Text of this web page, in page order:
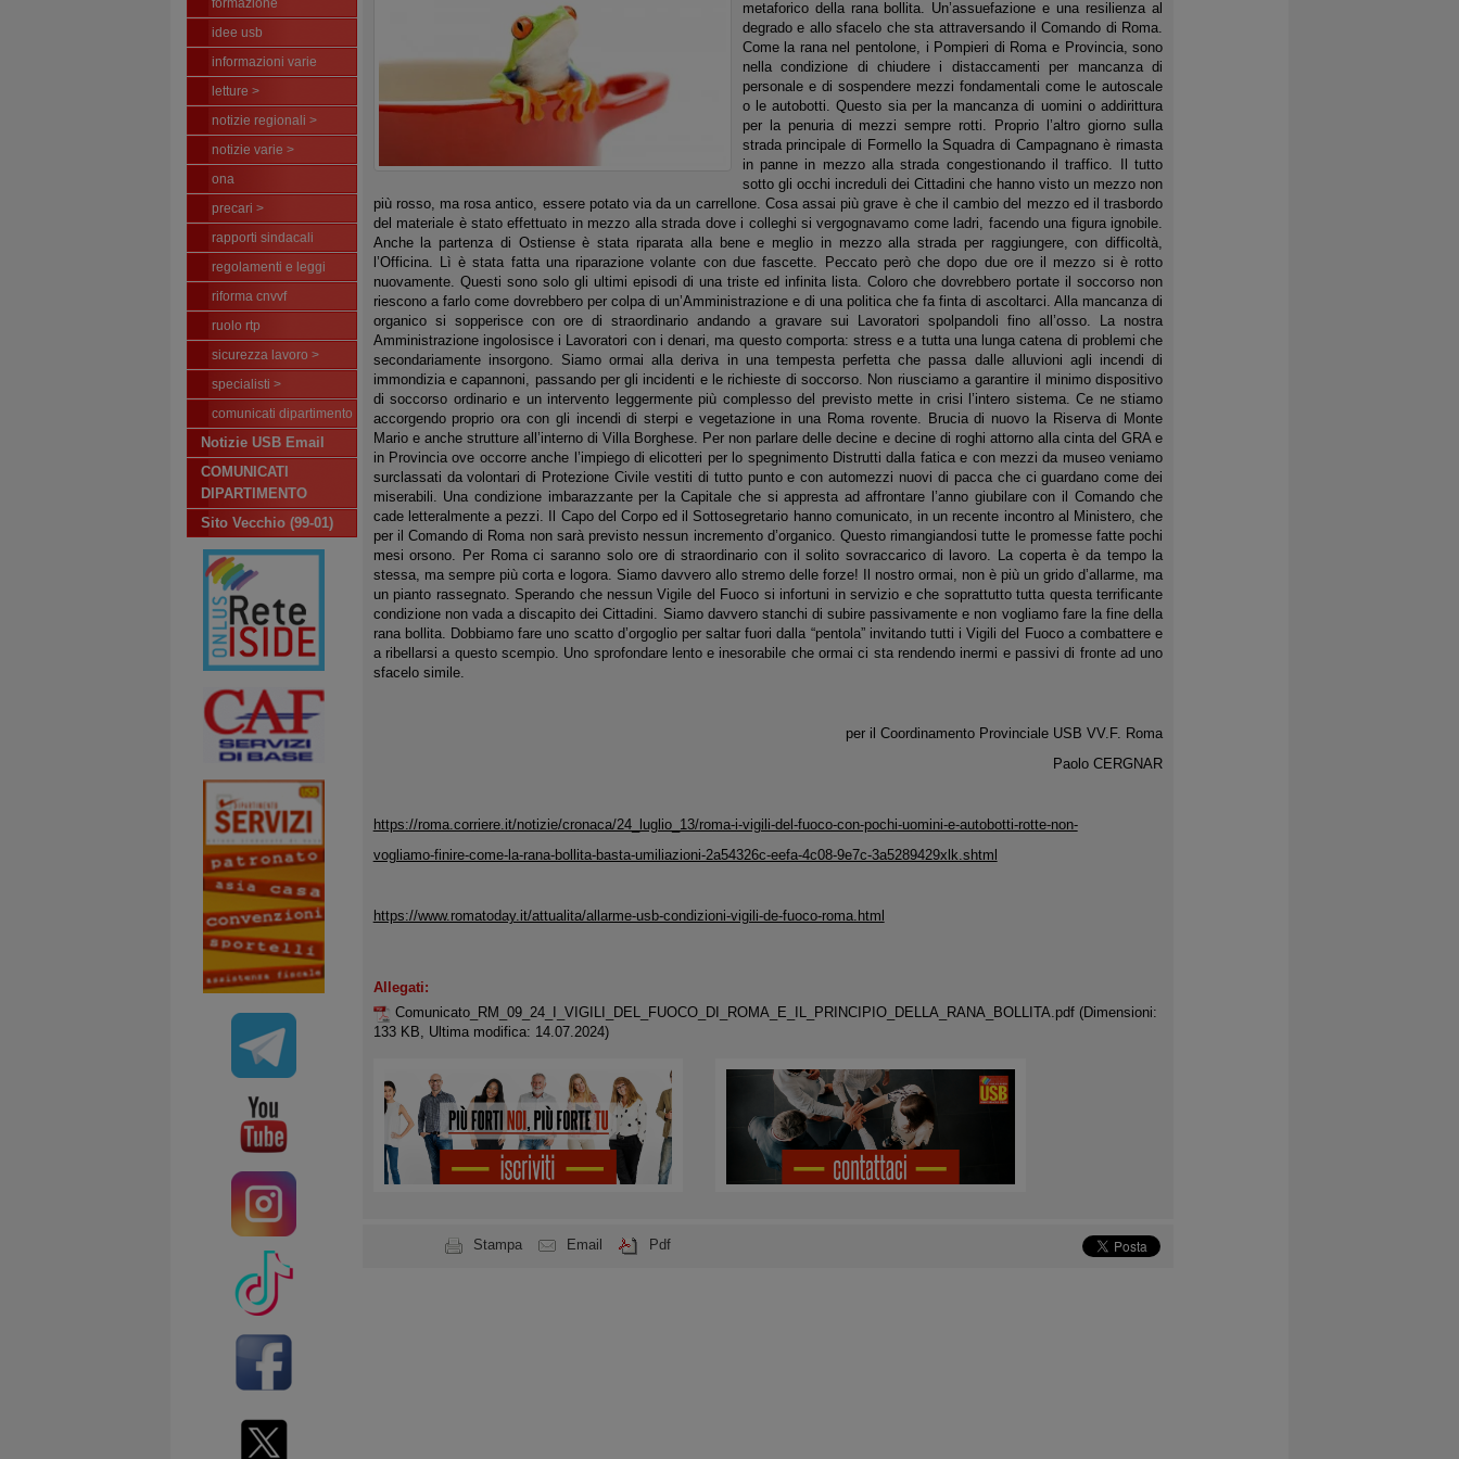
formazione
idee usb
informazioni varie
letture >
notizie regionali >
notizie varie >
ona
precari >
rapporti sindacali
regolamenti e leggi
riforma cnvvf
ruolo rtp
sicurezza lavoro >
specialisti >
comunicati dipartimento
Notizie USB Email
COMUNICATI
DIPARTIMENTO
Sito Vecchio (99-01)
metaforico della rana bollita. Un’assuefazione e una resilienza al
degrado e allo sfacelo che sta attraversando il Comando di Roma.
Come la rana nel pentolone, i Pompieri di Roma e Provincia, sono
nella condizione di chiudere i distaccamenti per mancanza di
personale e di sospendere mezzi fondamentali come le autoscale
o le autobotti. Questo sia per la mancanza di uomini o addirittura
per la penuria di mezzi sempre rotti. Proprio l’altro giorno sulla
strada principale di Formello la Squadra di Campagnano è rimasta
in panne in mezzo alla strada congestionando il traffico. Il tutto
sotto gli occhi increduli dei Cittadini che hanno visto un mezzo non
più rosso, ma rosa antico, essere potato via da un carrellone. Cosa assai più grave è che il cambio del mezzo ed il trasbordo
del materiale è stato effettuato in mezzo alla strada dove i colleghi si vergognavamo come ladri, facendo una figura ignobile.
Anche la partenza di Ostiense è stata riparata alla bene e meglio in mezzo alla strada per raggiungere, con difficoltà,
l’Officina. Lì è stata fatta una riparazione volante con due fascette. Peccato però che dopo due ore il mezzo si è rotto
nuovamente. Questi sono solo gli ultimi episodi di una triste ed infinita lista. Coloro che dovrebbero portate il soccorso non
riescono a farlo come dovrebbero per colpa di un’Amministrazione e di una politica che fa finta di ascoltarci. Alla mancanza di
organico si sopperisce con ore di straordinario andando a gravare sui Lavoratori spolpandoli fino all’osso. La nostra
Amministrazione ingolosisce i Lavoratori con i denari, ma questo comporta: stress e a tutta una lunga catena di problemi che
secondariamente insorgono. Siamo ormai alla deriva in una tempesta perfetta che passa dalle alluvioni agli incendi di
immondizia e capannoni, passando per gli incidenti e le richieste di soccorso. Non riusciamo a garantire il minimo dispositivo
di soccorso ordinario e un intervento leggermente più complesso del previsto mette in crisi l’intero sistema. Ce ne stiamo
accorgendo proprio ora con gli incendi di sterpi e vegetazione in una Roma rovente. Brucia di nuovo la Riserva di Monte
Mario e anche strutture all’interno di Villa Borghese. Per non parlare delle decine e decine di roghi attorno alla cinta del GRA e
in Provincia ove occorre anche l’impiego di elicotteri per lo spegnimento Distrutti dalla fatica e con mezzi da museo veniamo
surclassati da volontari di Protezione Civile vestiti di tutto punto e con automezzi nuovi di pacca che ci guardano come dei
miserabili. Una condizione imbarazzante per la Capitale che si appresta ad affrontare l’anno giubilare con il Comando che
cade letteralmente a pezzi. Il Capo del Corpo ed il Sottosegretario hanno comunicato, in un recente incontro al Ministero, che
per il Comando di Roma non sarà previsto nessun incremento d’organico. Questo rimangiandosi tutte le promesse fatte pochi
mesi orsono. Per Roma ci saranno solo ore di straordinario con il solito sovraccarico di lavoro. La coperta è da tempo la
stessa, ma sempre più corta e logora. Siamo davvero allo stremo delle forze! Il nostro ormai, non è più un grido d’allarme, ma
un pianto rassegnato. Sperando che nessun Vigile del Fuoco si infortuni in servizio e che soprattutto tutta questa terrificante
condizione non vada a discapito dei Cittadini. Siamo davvero stanchi di subire passivamente e non vogliamo fare la fine della
rana bollita. Dobbiamo fare uno scatto d’orgoglio per saltar fuori dalla “pentola” invitando tutti i Vigili del Fuoco a combattere e
a ribellarsi a questo scempio. Uno sprofondare lento e inesorabile che ormai ci sta rendendo inermi e passivi di fronte ad uno
sfacelo simile.
per il Coordinamento Provinciale USB VV.F. Roma
Paolo CERGNAR
https://roma.corriere.it/notizie/cronaca/24_luglio_13/roma-i-vigili-del-fuoco-con-pochi-uomini-e-autobotti-rotte-non-
vogliamo-finire-come-la-rana-bollita-basta-umiliazioni-2a54326c-eefa-4c08-9e7c-3a5289429xlk.shtml
https://www.romatoday.it/attualita/allarme-usb-condizioni-vigili-de-fuoco-roma.html
Allegati:
Comunicato_RM_09_24_I_VIGILI_DEL_FUOCO_DI_ROMA_E_IL_PRINCIPIO_DELLA_RANA_BOLLITA.pdf (Dimensioni:
133 KB, Ultima modifica: 14.07.2024)
Stampa Email Pdf